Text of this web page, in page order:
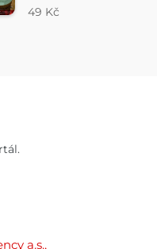
49 Kč
a.s.,